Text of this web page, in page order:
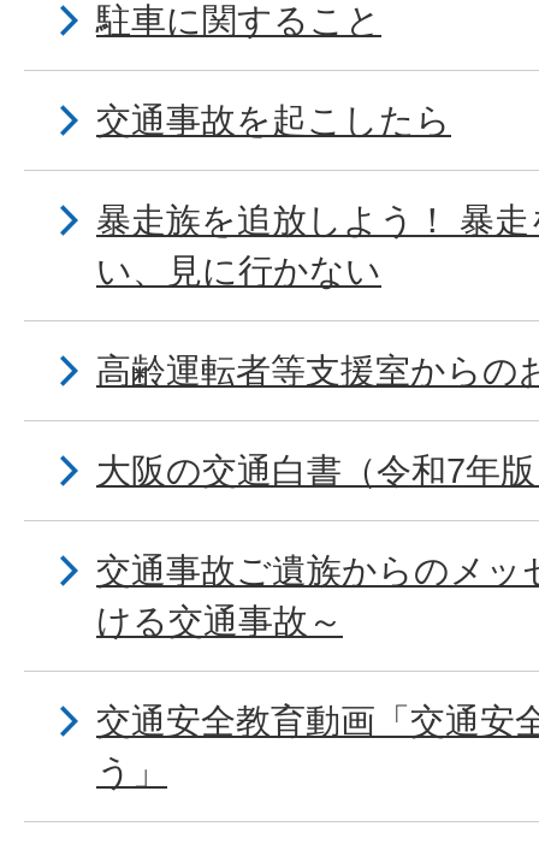
駐車に関すること
交通事故を起こしたら
暴走族を追放しよう！ 暴
い、見に行かない
高齢運転者等支援室からの
大阪の交通白書（令和7年
交通事故ご遺族からのメッ
ける交通事故～
交通安全教育動画「交通安
う」